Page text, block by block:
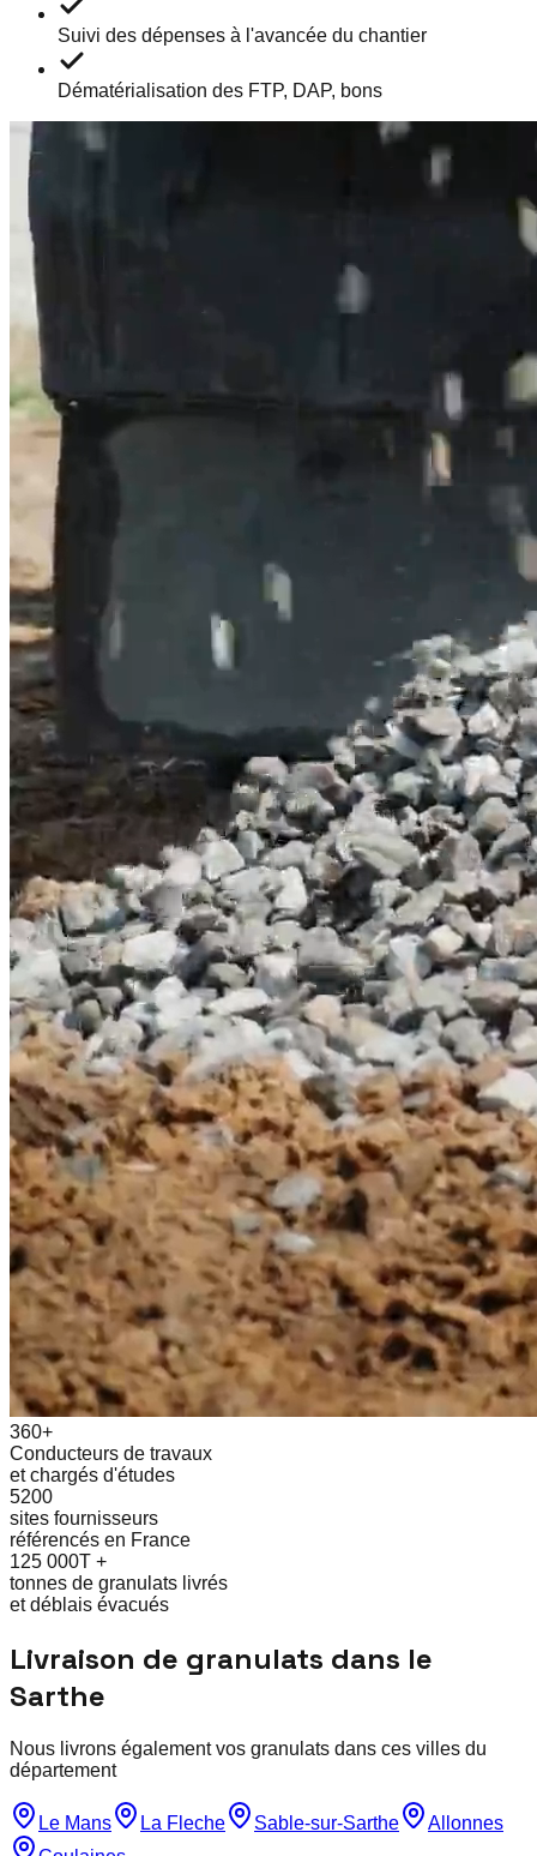
Suivi des dépenses à l'avancée du chantier
Dématérialisation des FTP, DAP, bons
360+
Conducteurs de travaux
et chargés d'études
5200
sites fournisseurs
référencés en France
125 000T +
tonnes de granulats livrés
et déblais évacués
Livraison de granulats dans le
Sarthe
Nous livrons également vos granulats dans ces villes du
département
Le Mans La Fleche Sable-sur-Sarthe
Allonnes